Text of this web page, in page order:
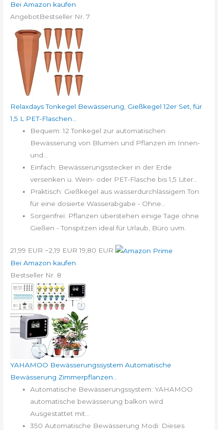
Bei Amazon kaufen
AngebotBestseller Nr. 7
Relaxdays Tonkegel Bewässerung, Gießkegel 12er Set, für
1,5 L PET-Flaschen...
Bequem: 12 Tonkegel zur automatischen
Bewässerung von Blumen und Pflanzen im Innen-
und...
Einfach: Bewässerungsstecker in der Erde
versenken u. Wein- oder PET-Flasche bis 1,5 Liter...
Praktisch: Gießkegel aus wasserdurchlässigem Ton
für eine dosierte Wasserabgabe - Ohne...
Sorgenfrei: Pflanzen überstehen einige Tage ohne
Gießen - Tonspitzen ideal für Urlaub, Büro uvm.
21,99 EUR −2,19 EUR 19,80 EUR
Bei Amazon kaufen
Bestseller Nr. 8
YAHAMOO Bewässerungssystem Automatische
Bewässerung Zimmerpflanzen...
Automatische Bewässerungssystem: YAHAMOO
automatische bewässerung balkon wird
Ausgestattet mit...
350 Automatische Bewässerung Modi: Dieses